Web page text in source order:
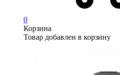
0
Корзина
Товар добавлен в корзину